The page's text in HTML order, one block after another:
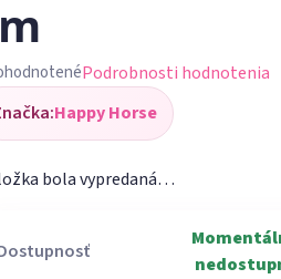
Podrobnosti hodnotenia
Happy Horse
bola vypredaná…